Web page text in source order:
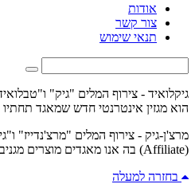
אודות
צור קשר
תנאי שימוש
גיקלואיד - צירוף המלים "גיק"
הוא מגזין אינטרנטי חדש שמאגד
מרצ'ן-גיק - צירוף המלים "מרצ'נדייז"
(Affiliate) בה אנו מאגדים מוצרים מגניבים מרחבי הרשת.
בחזרה למעלה